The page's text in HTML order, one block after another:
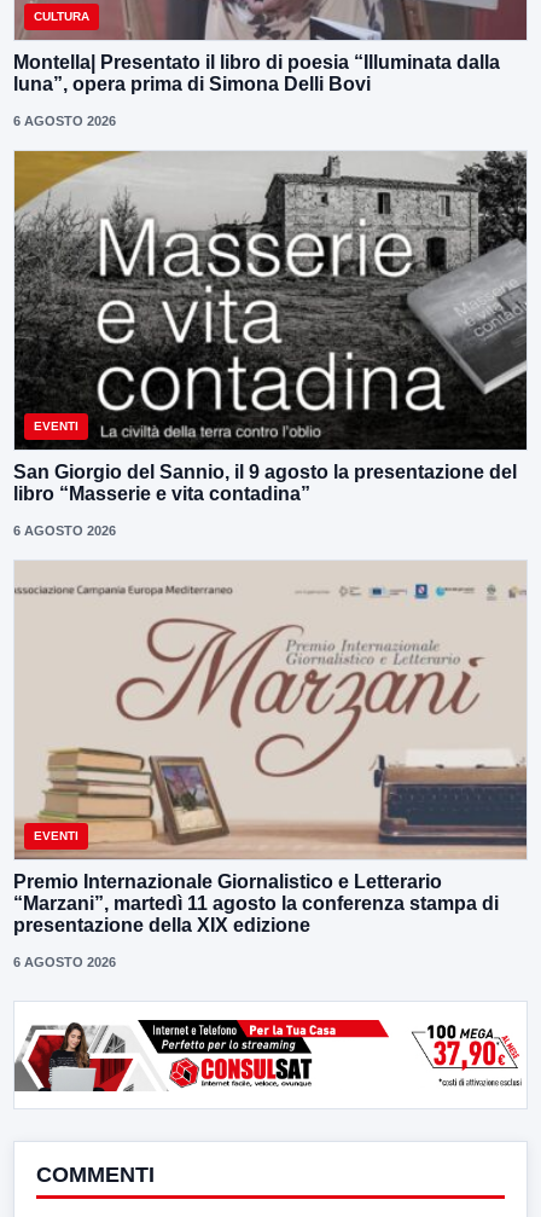
CULTURA
Montella| Presentato il libro di poesia “Illuminata dalla
luna”, opera prima di Simona Delli Bovi
6 AGOSTO 2026
EVENTI
San Giorgio del Sannio, il 9 agosto la presentazione del
libro “Masserie e vita contadina”
6 AGOSTO 2026
EVENTI
Premio Internazionale Giornalistico e Letterario
“Marzani”, martedì 11 agosto la conferenza stampa di
presentazione della XIX edizione
6 AGOSTO 2026
COMMENTI